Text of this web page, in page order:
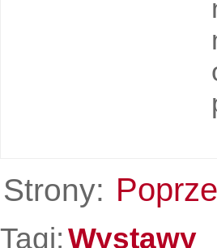
Strony:
Tagi:Wystawy